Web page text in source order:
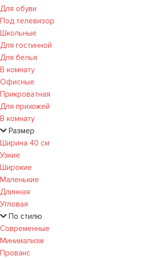
Для обуви
Под телевизор
Школьные
Для гостинной
Для белья
В комнату
Офисные
Прикроватная
Для прихожей
В комнату
Размер
Ширина 40 см
Узкие
Широкие
Маленькие
Длинная
Угловая
По стилю
Современные
Минимализм
Прованс